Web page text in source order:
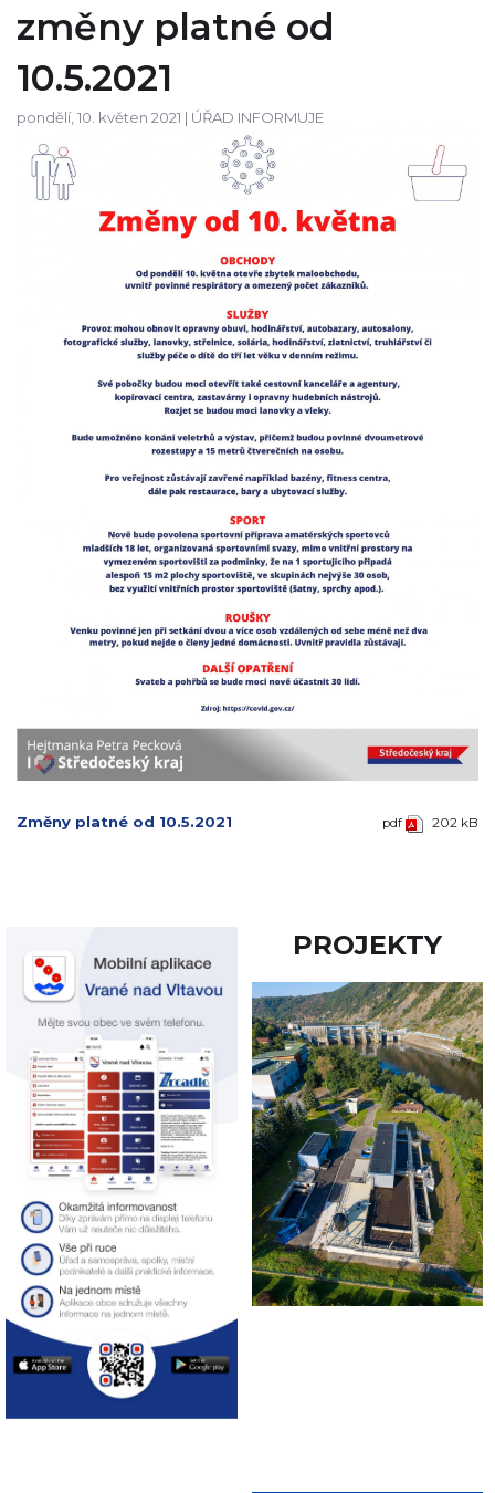
změny platné od
10.5.2021
pondělí, 10. květen 2021 | ÚŘAD INFORMUJE
Změny platné od 10.5.2021 pdf 202 kB
PROJEKTY